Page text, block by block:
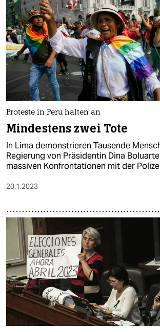
Proteste in Peru halten an
Mindestens zwei Tote
In Lima demonstrieren Tausende
Regierung von Präsidentin Dina
massiven Konfrontationen mit der
20.1.2023